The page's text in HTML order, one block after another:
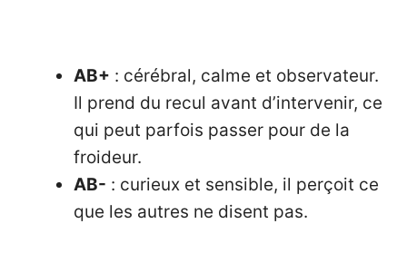
AB+ : cérébral, calme et observateur.
Il prend du recul avant d’intervenir, ce
qui peut parfois passer pour de la
froideur.
AB- : curieux et sensible, il perçoit ce
que les autres ne disent pas.